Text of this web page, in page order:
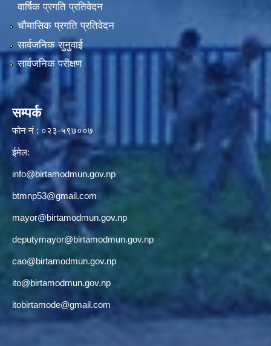
वार्षिक प्रगति प्रतिवेदन
चौमासिक प्रगति प्रतिवेदन
सार्वजनिक सुनुवाई
सार्वजनिक परीक्षण
सम्पर्क
फोन नं : ०२३-५९७००७
ईमेल:
info@birtamodmun.gov.np
btmnp53@gmail.com
mayor@birtamodmun.gov.np
deputymayor@birtamodmun.gov.np
cao@birtamodmun.gov.np
ito@birtamodmun.gov.np
itobirtamode@gmail.com